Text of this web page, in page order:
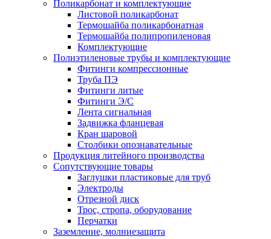
Поликарбонат и комплектующие
Листовой поликарбонат
Термошайба поликарбонатная
Термошайба полипропиленовая
Комплектующие
Полиэтиленовые трубы и комплектующие
Фитинги компрессионные
Труба ПЭ
Фитинги литые
Фитинги Э/С
Лента сигнальная
Задвижка фланцевая
Кран шаровой
Столбики опознавательные
Продукция литейного производства
Сопутствующие товары
Заглушки пластиковые для труб
Электроды
Отрезной диск
Трос, стропа, оборудование
Перчатки
Заземление, молниезащита